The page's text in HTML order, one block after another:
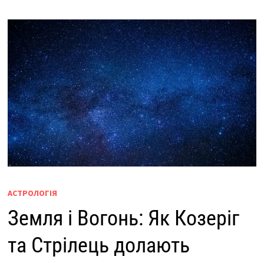
АСТРОЛОГІЯ
Земля і Вогонь: Як Козеріг
та Стрілець долають